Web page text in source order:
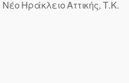
Ηράκλειο Αττικής, Τ.Κ.